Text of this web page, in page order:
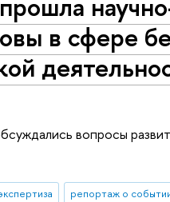
в сфере
вопросы
репортаж о